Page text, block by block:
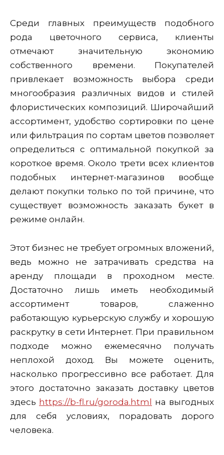
Среди главных преимуществ подобного
рода цветочного сервиса, клиенты
отмечают значительную экономию
собственного времени. Покупателей
привлекает возможность выбора среди
многообразия различных видов и стилей
флористических композиций. Широчайший
ассортимент, удобство сортировки по цене
или фильтрация по сортам цветов позволяет
определиться с оптимальной покупкой за
короткое время. Около трети всех клиентов
подобных интернет-магазинов вообще
делают покупки только по той причине, что
существует возможность заказать букет в
режиме онлайн.
Этот бизнес не требует огромных вложений,
ведь можно не затрачивать средства на
аренду площади в проходном месте.
Достаточно лишь иметь необходимый
ассортимент товаров, слаженно
работающую курьерскую службу и хорошую
раскрутку в сети Интернет. При правильном
подходе можно ежемесячно получать
неплохой доход. Вы можете оценить,
насколько прогрессивно все работает. Для
этого достаточно заказать доставку цветов
здесь https://b-fl.ru/goroda.html на выгодных
для себя условиях, порадовать дорого
человека.